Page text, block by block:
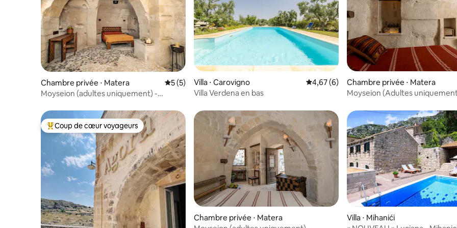
Chambre privée ⋅ Matera Évaluation moyenne sur la base de 5 commentaires : 5 sur 5
5 (5)
Moyseion (adultes uniquement) -
Villa ⋅ Carovigno Évaluation moyenne sur la base de 6
4,67 (6)
Villa Verdena en bas
Chambre privée ⋅ Matera
Moyseion (Adultes
Coups de cœur voyageurs les plus appréciés
Coup de cœur voyageurs
Chambre privée ⋅ Matera
Villa ⋅ Mihanići